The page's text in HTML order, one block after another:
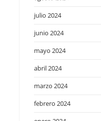
julio 2024
junio 2024
mayo 2024
abril 2024
marzo 2024
febrero 2024